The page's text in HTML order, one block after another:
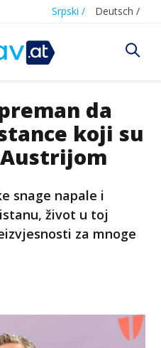
Srpski / Deutsch /
da
koji su
snage napale i
život u toj
za mnoge